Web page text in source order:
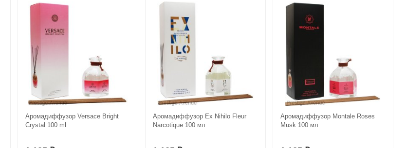
Аромадиффузор Versace Bright
Crystal 100 ml
Аромадиффузор Ex Nihilo Fleur
Narcotique 100 мл
Аромадиффузор Montale Roses
Musk 100 мл